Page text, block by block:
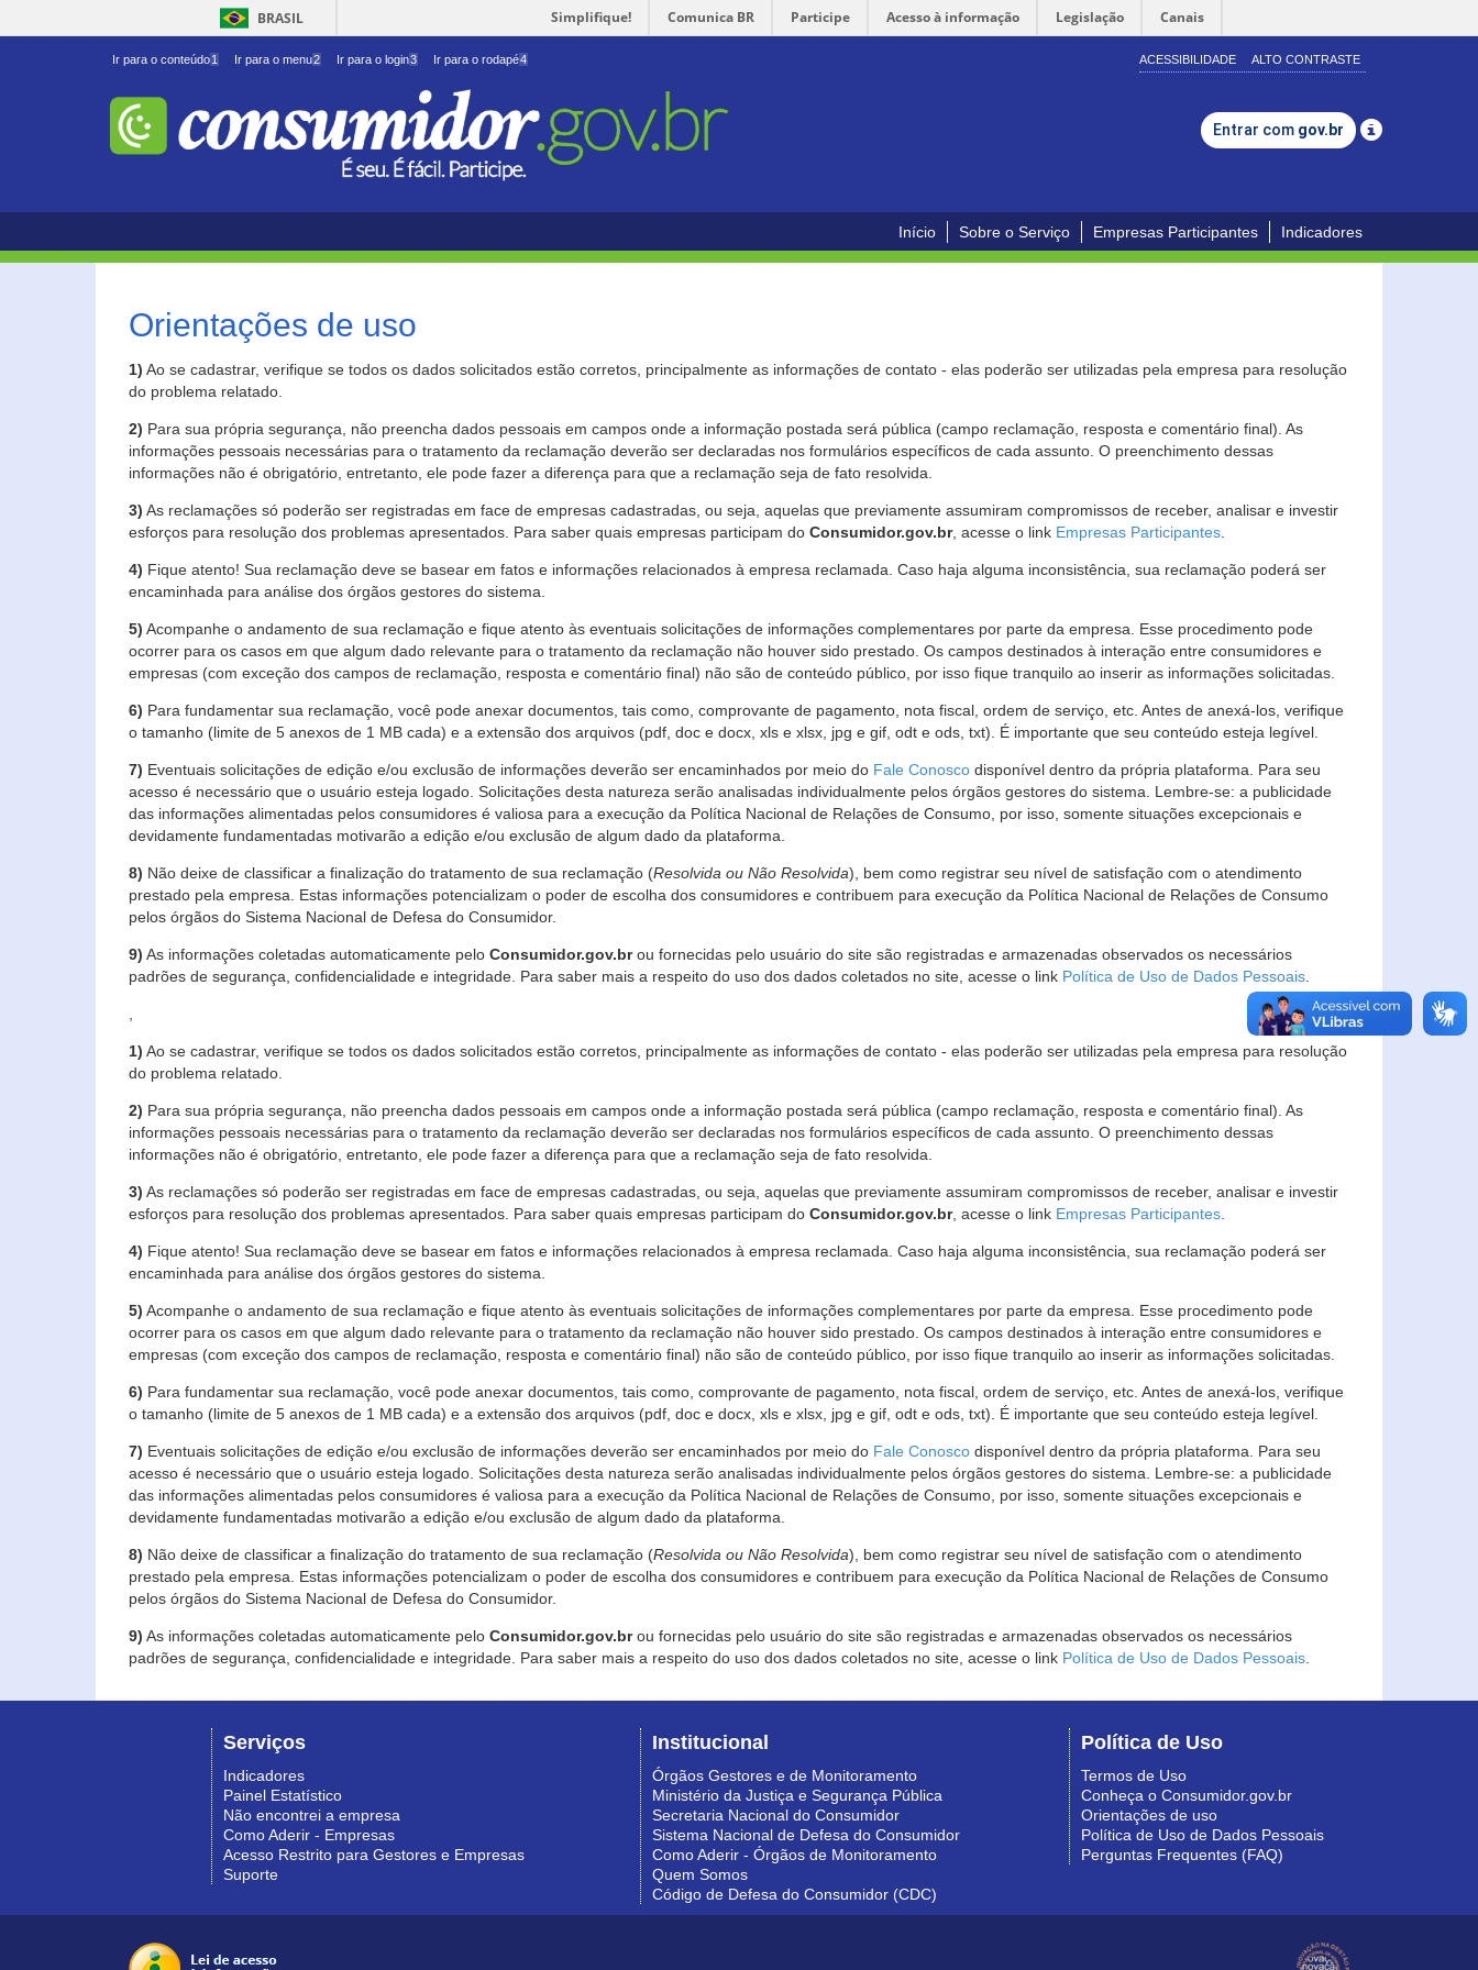
BRASIL Simplifique! Comunica BR Participe Acesso à informação Legislação Canais
Ir para o conteúdo1 Ir para o menu2 Ir para o login3 Ir para o rodapé4 ACESSIBILIDADE ALTO CONTRASTE
Entrar com gov.br
Início Sobre o Serviço Empresas Participantes Indicadores
Orientações de uso
1) Ao se cadastrar, verifique se todos os dados solicitados estão corretos, principalmente as informações de contato - elas poderão ser utilizadas pela empresa para resolução
do problema relatado.
2) Para sua própria segurança, não preencha dados pessoais em campos onde a informação postada será pública (campo reclamação, resposta e comentário final). As
informações pessoais necessárias para o tratamento da reclamação deverão ser declaradas nos formulários específicos de cada assunto. O preenchimento dessas
informações não é obrigatório, entretanto, ele pode fazer a diferença para que a reclamação seja de fato resolvida.
3) As reclamações só poderão ser registradas em face de empresas cadastradas, ou seja, aquelas que previamente assumiram compromissos de receber, analisar e investir
esforços para resolução dos problemas apresentados. Para saber quais empresas participam do Consumidor.gov.br, acesse o link Empresas Participantes
4) Fique atento! Sua reclamação deve se basear em fatos e informações relacionados à empresa reclamada. Caso haja alguma inconsistência, sua reclamação poderá ser
encaminhada para análise dos órgãos gestores do sistema.
5) Acompanhe o andamento de sua reclamação e fique atento às eventuais solicitações de informações complementares por parte da empresa. Esse procedimento pode
ocorrer para os casos em que algum dado relevante para o tratamento da reclamação não houver sido prestado. Os campos destinados à interação entre consumidores e
empresas (com exceção dos campos de reclamação, resposta e comentário final) não são de conteúdo público, por isso fique tranquilo ao inserir as informações solicitadas.
6) Para fundamentar sua reclamação, você pode anexar documentos, tais como, comprovante de pagamento, nota fiscal, ordem de serviço, etc. Antes de anexá-los, verifique
o tamanho (limite de 5 anexos de 1 MB cada) e a extensão dos arquivos (pdf, doc e docx, xls e xlsx, jpg e gif, odt e ods, txt). É importante que seu conteúdo esteja legível.
7) Eventuais solicitações de edição e/ou exclusão de informações deverão ser encaminhados por meio do Fale Conosco disponível dentro da própria plataforma. Para seu
acesso é necessário que o usuário esteja logado. Solicitações desta natureza serão analisadas individualmente pelos órgãos gestores do sistema. Lembre-se: a publicidade
das informações alimentadas pelos consumidores é valiosa para a execução da Política Nacional de Relações de Consumo, por isso, somente situações excepcionais e
devidamente fundamentadas motivarão a edição e/ou exclusão de algum dado da plataforma.
8) Não deixe de classificar a finalização do tratamento de sua reclamação (Resolvida ou Não Resolvida), bem como registrar seu nível de satisfação com o atendimento
prestado pela empresa. Estas informações potencializam o poder de escolha dos consumidores e contribuem para execução da Política Nacional de Relações de Consumo
pelos órgãos do Sistema Nacional de Defesa do Consumidor.
9) As informações coletadas automaticamente pelo Consumidor.gov.brou fornecidas pelo usuário do site são registradas e armazenadas observados os necessários
padrões de segurança, confidencialidade e integridade. Para saber mais a respeito do uso dos dados coletados no site, acesse o link Política de Uso de Dados Pessoais
1) Ao se cadastrar, verifique se todos os dados solicitados estão corretos, principalmente as informações de contato - elas poderão ser utilizadas pela empresa para resolução
do problema relatado.
2) Para sua própria segurança, não preencha dados pessoais em campos onde a informação postada será pública (campo reclamação, resposta e comentário final). As
informações pessoais necessárias para o tratamento da reclamação deverão ser declaradas nos formulários específicos de cada assunto. O preenchimento dessas
informações não é obrigatório, entretanto, ele pode fazer a diferença para que a reclamação seja de fato resolvida.
3) As reclamações só poderão ser registradas em face de empresas cadastradas, ou seja, aquelas que previamente assumiram compromissos de receber, analisar e investir
esforços para resolução dos problemas apresentados. Para saber quais empresas participam do Consumidor.gov.br, acesse o link Empresas Participantes
4) Fique atento! Sua reclamação deve se basear em fatos e informações relacionados à empresa reclamada. Caso haja alguma inconsistência, sua reclamação poderá ser
encaminhada para análise dos órgãos gestores do sistema.
5) Acompanhe o andamento de sua reclamação e fique atento às eventuais solicitações de informações complementares por parte da empresa. Esse procedimento pode
ocorrer para os casos em que algum dado relevante para o tratamento da reclamação não houver sido prestado. Os campos destinados à interação entre consumidores e
empresas (com exceção dos campos de reclamação, resposta e comentário final) não são de conteúdo público, por isso fique tranquilo ao inserir as informações solicitadas.
6) Para fundamentar sua reclamação, você pode anexar documentos, tais como, comprovante de pagamento, nota fiscal, ordem de serviço, etc. Antes de anexá-los, verifique
o tamanho (limite de 5 anexos de 1 MB cada) e a extensão dos arquivos (pdf, doc e docx, xls e xlsx, jpg e gif, odt e ods, txt). É importante que seu conteúdo esteja legível.
7) Eventuais solicitações de edição e/ou exclusão de informações deverão ser encaminhados por meio do Fale Conosco disponível dentro da própria plataforma. Para seu
acesso é necessário que o usuário esteja logado. Solicitações desta natureza serão analisadas individualmente pelos órgãos gestores do sistema. Lembre-se: a publicidade
das informações alimentadas pelos consumidores é valiosa para a execução da Política Nacional de Relações de Consumo, por isso, somente situações excepcionais e
devidamente fundamentadas motivarão a edição e/ou exclusão de algum dado da plataforma.
8) Não deixe de classificar a finalização do tratamento de sua reclamação (Resolvida ou Não Resolvida), bem como registrar seu nível de satisfação com o atendimento
prestado pela empresa. Estas informações potencializam o poder de escolha dos consumidores e contribuem para execução da Política Nacional de Relações de Consumo
pelos órgãos do Sistema Nacional de Defesa do Consumidor.
9) As informações coletadas automaticamente pelo Consumidor.gov.brou fornecidas pelo usuário do site são registradas e armazenadas observados os necessários
padrões de segurança, confidencialidade e integridade. Para saber mais a respeito do uso dos dados coletados no site, acesse o link Política de Uso de Dados Pessoais
Serviços
Indicadores
Painel Estatístico
Não encontrei a empresa
Como Aderir - Empresas
Acesso Restrito para Gestores e Empresas
Suporte
Institucional
Órgãos Gestores e de Monitoramento
Ministério da Justiça e Segurança Pública
Secretaria Nacional do Consumidor
Sistema Nacional de Defesa do Consumidor
Como Aderir - Órgãos de Monitoramento
Quem Somos
Código de Defesa do Consumidor (CDC)
Política de Uso
Termos de Uso
Conheça o Consumidor.gov.br
Orientações de uso
Política de Uso de Dados Pessoais
Perguntas Frequentes (FAQ)